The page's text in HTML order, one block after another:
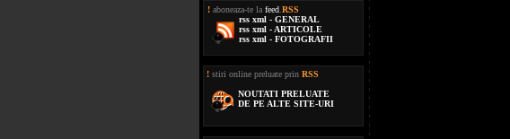
! aboneaza-te la feed RSS
rss xml - GENERAL
rss xml - ARTICOLE
rss xml - FOTOGRAFII
! stiri online preluate prin RSS
NOUTATI PRELUATE
DE PE ALTE SITE-URI